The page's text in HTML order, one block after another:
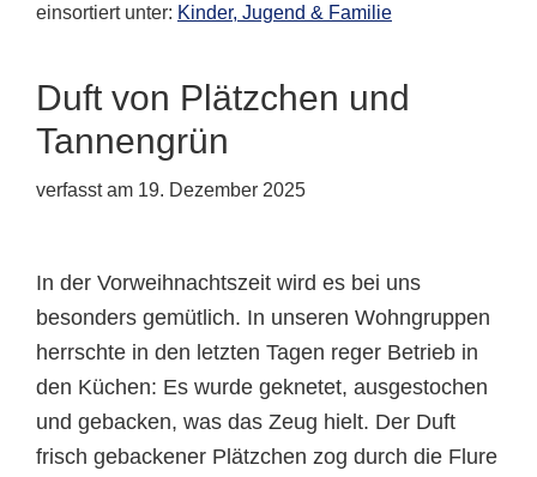
einsortiert unter: Kinder, Jugend & Familie
Duft von Plätzchen und
Tannengrün
verfasst am 19. Dezember 2025
In der Vorweihnachtszeit wird es bei uns
besonders gemütlich. In unseren Wohngruppen
herrschte in den letzten Tagen reger Betrieb in
den Küchen: Es wurde geknetet, ausgestochen
und gebacken, was das Zeug hielt. Der Duft
frisch gebackener Plätzchen zog durch die Flure